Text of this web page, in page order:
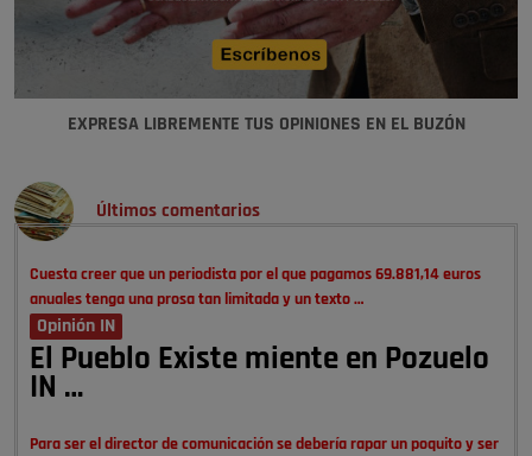
EXPRESA LIBREMENTE TUS OPINIONES EN EL BUZÓN
Últimos comentarios
Cuesta creer que un periodista por el que pagamos 69.881,14 euros
anuales tenga una prosa tan limitada y un texto …
Opinión IN
El Pueblo Existe miente en Pozuelo
IN …
Para ser el director de comunicación se debería rapar un poquito y ser